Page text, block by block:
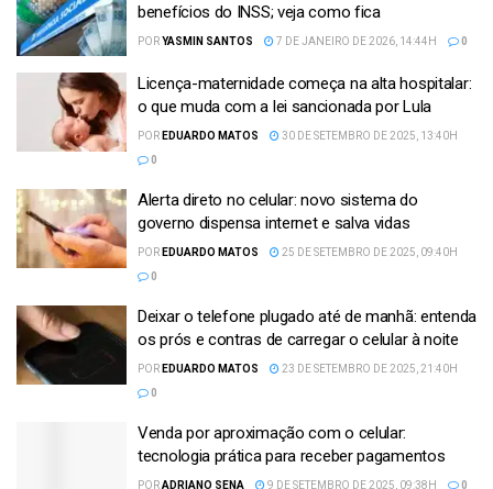
benefícios do INSS; veja como fica
PORYASMIN SANTOS 7 DE JANEIRO DE 2026, 14:44H 0
Licença-maternidade começa na alta hospitalar:
o que muda com a lei sancionada por Lula
POR EDUARDO MATOS
30 DE SETEMBRO DE 2025, 13:40H
0
Alerta direto no celular: novo sistema do
governo dispensa internet e salva vidas
POR EDUARDO MATOS
25 DE SETEMBRO DE 2025, 09:40H
0
Deixar o telefone plugado até de manhã: entenda
os prós e contras de carregar o celular à noite
POR EDUARDO MATOS
23 DE SETEMBRO DE 2025, 21:40H
0
Venda por aproximação com o celular:
tecnologia prática para receber pagamentos
PORADRIANO SENA 9 DE SETEMBRO DE 2025, 09:38H 0